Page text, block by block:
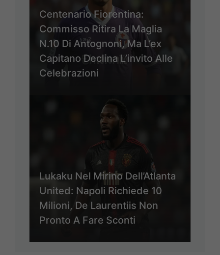
Centenario Fiorentina:
Commisso Ritira La Maglia
N.10 Di Antognoni, Ma L’ex
Capitano Declina L’invito Alle
Celebrazioni
Lukaku Nel Mirino Dell’Atlanta
United: Napoli Richiede 10
Milioni, De Laurentiis Non
Pronto A Fare Sconti